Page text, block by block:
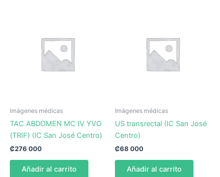
Imágenes médicas
TAC ABDOMEN MC IV YVO
(TRIF) (IC San José Centro)
₡276 000
Añadir al carrito
Imágenes médicas
US transrectal (IC San José
Centro)
₡68 000
Añadir al carrito